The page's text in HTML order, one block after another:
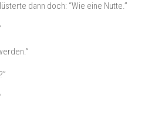
dann doch: “Wie eine Nutte.”